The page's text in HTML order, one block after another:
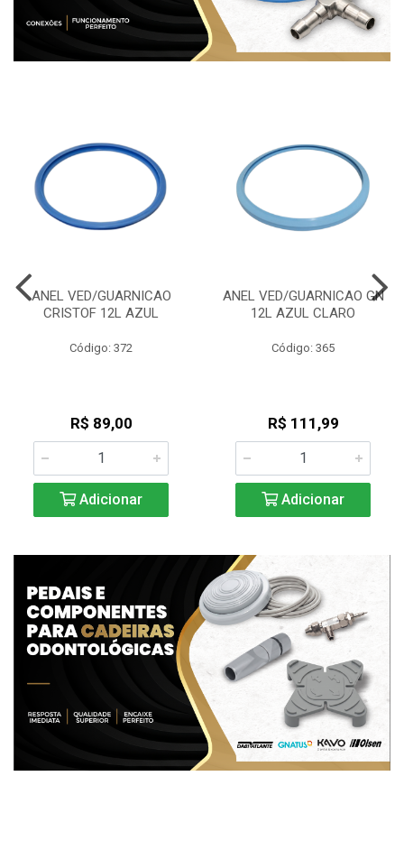
ANEL VED/GUARNICAO
CRISTOF 12L AZUL
Código: 372
R$ 89,00
Adicionar
ANEL VED/GUARNICAO GN
12L AZUL CLARO
Código: 365
R$ 111,99
Adicionar